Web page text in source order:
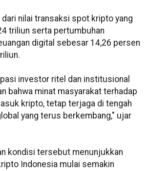
nilai transaksi spot kripto yang
triliun serta pertumbuhan
digital sebesar 14,26 persen
investor ritel dan institusional
bahwa minat masyarakat terhadap
kripto, tetap terjaga di tengah
yang terus berkembang," ujar
kondisi tersebut menunjukkan
Indonesia mulai semakin